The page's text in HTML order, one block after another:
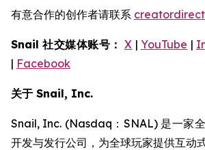
有意合作的创作者请联系
Snail 社交媒体账号： X |YouTube |
| Facebook
关于 Snail, Inc.
Snail, Inc. (Nasdaq：SNAL) 是一家
开发与发行公司，为全球玩家提供互动